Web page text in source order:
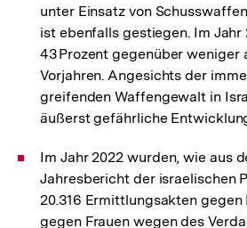
unter Einsatz von
ist ebenfalls gestiegen. Im Jahr
43 Prozent gegenüber weniger
Vorjahren. Angesichts der
greifenden Waffengewalt in
äußerst gefährliche
Im Jahr 2022 wurden, wie aus
Jahresbericht der israelischen
20.316 Ermittlungsakten gegen
gegen Frauen wegen des